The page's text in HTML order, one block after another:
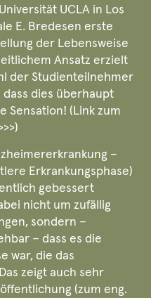
UCLA in Los
E. Bredesen erste
der Lebensweise
Ansatz erzielt
der Studienteilnehmer
dies überhaupt
Sensation! (Link zum
–
Erkrankungsphase)
gebessert
nicht um zufällig
sondern –
– dass es die
war, die das
zeigt auch sehr
(zum eng.